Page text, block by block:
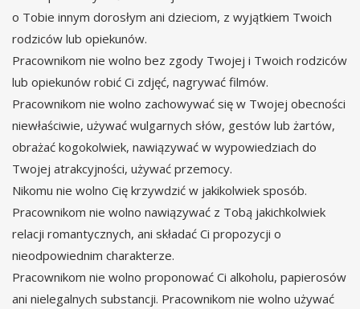
o Tobie innym dorosłym ani dzieciom, z wyjątkiem Twoich
rodziców lub opiekunów.
Pracownikom nie wolno bez zgody Twojej i Twoich rodziców
lub opiekunów robić Ci zdjęć, nagrywać filmów.
Pracownikom nie wolno zachowywać się w Twojej obecności
niewłaściwie, używać wulgarnych słów, gestów lub żartów,
obrażać kogokolwiek, nawiązywać w wypowiedziach do
Twojej atrakcyjności, używać przemocy.
Nikomu nie wolno Cię krzywdzić w jakikolwiek sposób.
Pracownikom nie wolno nawiązywać z Tobą jakichkolwiek
relacji romantycznych, ani składać Ci propozycji o
nieodpowiednim charakterze.
Pracownikom nie wolno proponować Ci alkoholu, papierosów
ani nielegalnych substancji. Pracownikom nie wolno używać